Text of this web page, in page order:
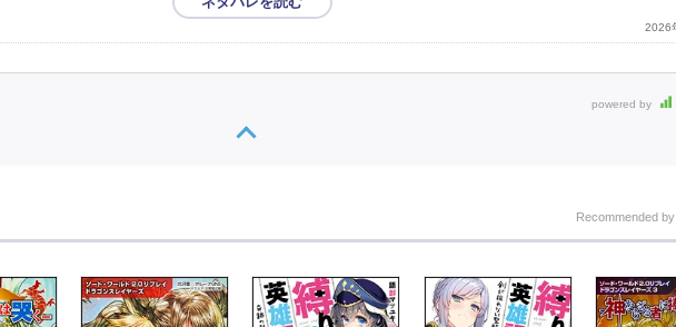
2026
powered by
Recommended by